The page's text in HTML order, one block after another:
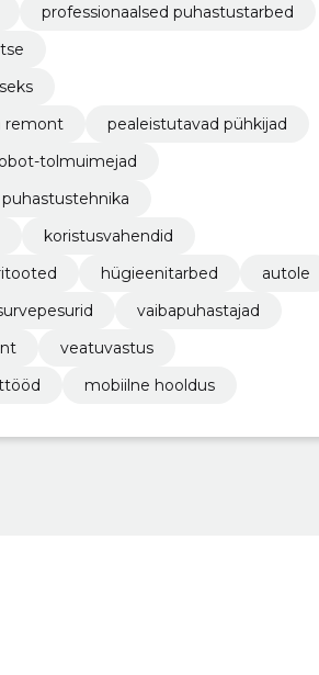
professionaalsed puhastustarbed
remont
pealeistutavad pühkijad
tolmuimejad
puhastustehnika
koristusvahendid
hügieenitarbed
autole
vaibapuhastajad
veatuvastus
mobiilne hooldus